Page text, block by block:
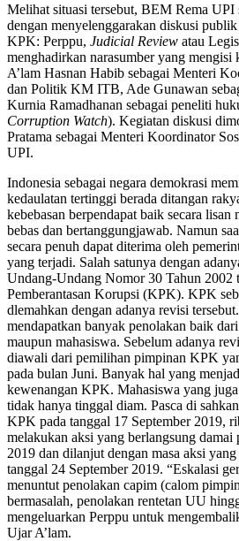
Melihat situasi tersebut, BEM Rema UPI
dengan menyelenggarakan diskusi
KPK: Perppu, Judicial Review atau
menghadirkan narasumber yang mengisi
A’lam Hasnan Habib sebagai Menteri
dan Politik KM ITB, Ade Gunawan
Kurnia Ramadhanan sebagai peneliti
Corruption Watch). Kegiatan diskusi
Pratama sebagai Menteri Koordinator
UPI.
Indonesia sebagai negara demokrasi
kedaulatan tertinggi berada ditangan
kebebasan berpendapat baik secara lisan
bebas dan bertanggungjawab. Namun
secara penuh dapat diterima oleh
yang terjadi. Salah satunya dengan
Undang-Undang Nomor 30 Tahun 2002
Pemberantasan Korupsi (KPK). KPK
dlemahkan dengan adanya revisi
mendapatkan banyak penolakan baik
maupun mahasiswa. Sebelum adanya
diawali dari pemilihan pimpinan KPK
pada bulan Juni. Banyak hal yang
kewenangan KPK. Mahasiswa yang
tidak hanya tinggal diam. Pasca di
KPK pada tanggal 17 September 2019,
melakukan aksi yang berlangsung damai
2019 dan dilanjut dengan masa aksi
tanggal 24 September 2019. “Eskalasi
menuntut penolakan capim (calom
bermasalah, penolakan rentetan UU
mengeluarkan Perppu untuk
Ujar A’lam.